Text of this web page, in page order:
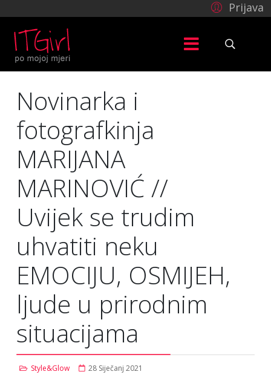
Prijava
Novinarka i
fotografkinja
MARIJANA
MARINOVIĆ //
Uvijek se trudim
uhvatiti neku
EMOCIJU, OSMIJEH,
ljude u prirodnim
situacijama
Style&Glow 28 Siječanj 2021